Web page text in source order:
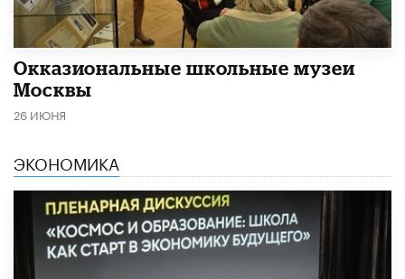
​Окказиональные школьные музеи
Москвы
26 ИЮНЯ
ЭКОНОМИКА